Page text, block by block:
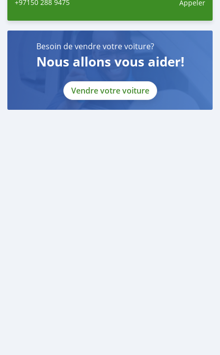
+97150 288 9475 Appeler
Besoin de vendre votre voiture?
Nous allons vous aider!
Vendre votre voiture